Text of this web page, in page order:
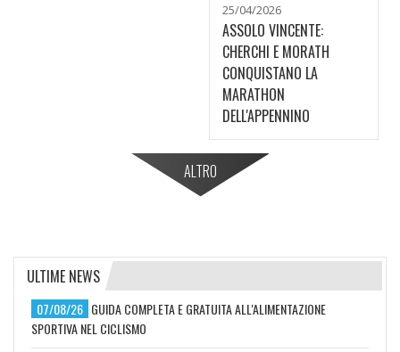
25/04/2026
ASSOLO VINCENTE:
CHERCHI E MORATH
CONQUISTANO LA
MARATHON
DELL'APPENNINO
ALTRO
ULTIME NEWS
07/08/26 GUIDA COMPLETA E GRATUITA ALL'ALIMENTAZIONE
SPORTIVA NEL CICLISMO